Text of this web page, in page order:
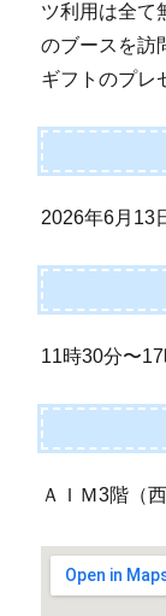
ツ利用は全て
のブースを訪
ギフトのプレ
2026年6月13
11時30分〜
ＡＩＭ3階（